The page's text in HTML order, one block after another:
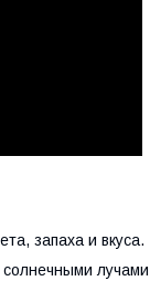
запаха и вкуса.